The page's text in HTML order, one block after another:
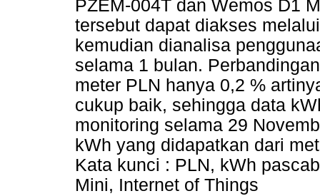
PZEM-004T dan Wemos D1
tersebut dapat diakses
kemudian dianalisa
selama 1 bulan.
meter PLN hanya 0,2 %
cukup baik, sehingga data
monitoring selama 29
kWh yang didapatkan dari
Kata kunci : PLN, kWh
Mini, Internet of Things